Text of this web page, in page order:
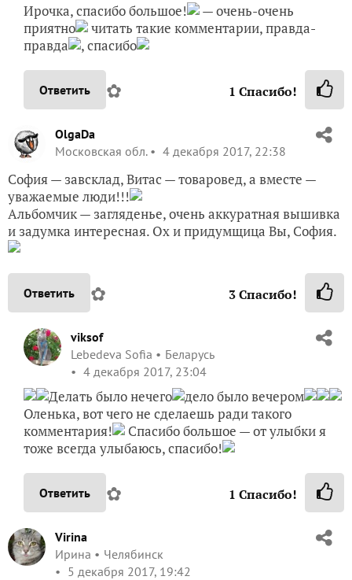
Ирочка, спасибо большое!
— очень-очень
приятно
читать такие комментарии, правда-
правда
, спасибо
Ответить ✿ 1 Спасибо!
OlgaDa
Московская обл.
4 декабря 2017, 22:38
София — завсклад, Витас — товаровед, а вместе —
уважаемые люди!!!
Альбомчик — загляденье, очень аккуратная вышивка
и задумка интересная. Ох и придумщица Вы, София.
Ответить ✿ 3Спасибо!
viksof
Lebedeva Sofia
Беларусь
4 декабря 2017, 23:04
Делать было нечего
дело было вечером
Оленька, вот чего не сделаешь ради такого
комментария!
Спасибо большое — от улыбки я
тоже всегда улыбаюсь, спасибо!
Ответить ✿ 1 Спасибо!
Virina
Ирина
Челябинск
5 декабря 2017, 19:42